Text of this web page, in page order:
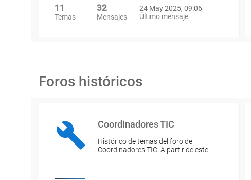
11
Temas
32
Mensajes
24 May 2025, 09:06
Último mensaje
Foros históricos
Coordinadores TIC
Histórico de temas del foro de
Coordinadores TIC. A partir de este…